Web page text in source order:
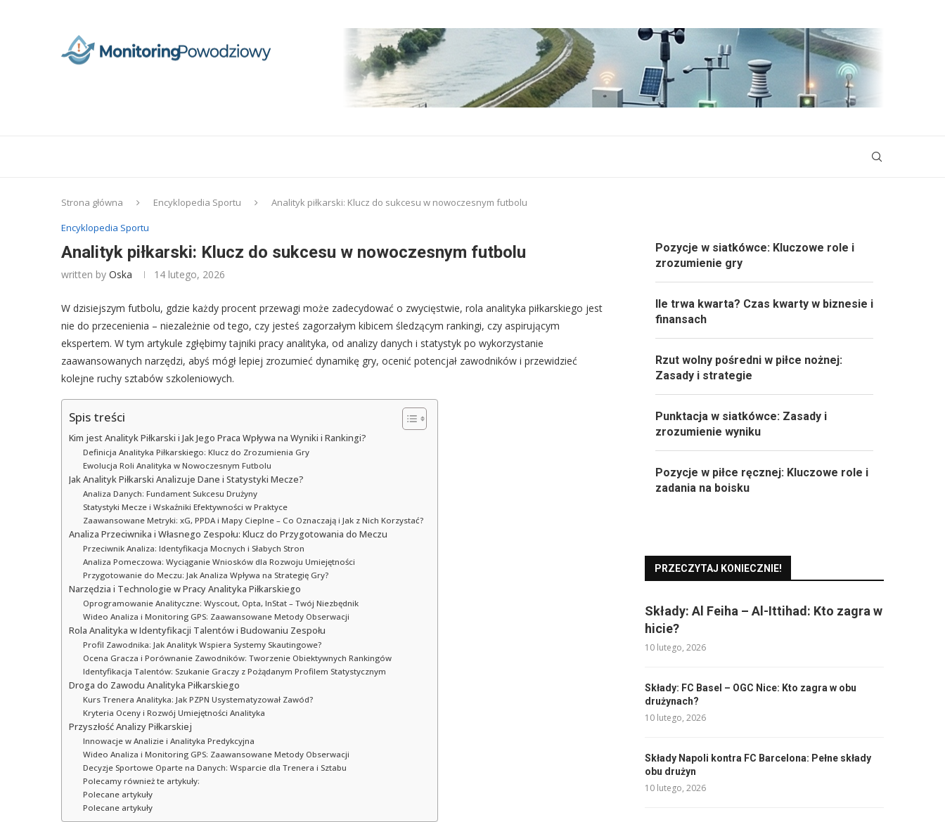
Strona główna Encyklopedia Sportu
Analityk piłkarski: Klucz do sukcesu w nowoczesnym futbolu
Encyklopedia Sportu
Analityk piłkarski: Klucz do sukcesu w nowoczesnym futbolu
written by Oska 14 lutego, 2026
W dzisiejszym futbolu, gdzie każdy procent przewagi może zadecydować o zwycięstwie, rola analityka piłkarskiego jest
nie do przecenienia – niezależnie od tego, czy jesteś zagorzałym kibicem śledzącym rankingi, czy aspirującym
ekspertem. W tym artykule zgłębimy tajniki pracy analityka, od analizy danych i statystyk po wykorzystanie
zaawansowanych narzędzi, abyś mógł lepiej zrozumieć dynamikę gry, ocenić potencjał zawodników i przewidzieć
kolejne ruchy sztabów szkoleniowych.
Spis treści
Kim jest Analityk Piłkarski i Jak Jego Praca Wpływa na Wyniki i Rankingi?
Definicja Analityka Piłkarskiego: Klucz do Zrozumienia Gry
Ewolucja Roli Analityka w Nowoczesnym Futbolu
Jak Analityk Piłkarski Analizuje Dane i Statystyki Mecze?
Analiza Danych: Fundament Sukcesu Drużyny
Statystyki Mecze i Wskaźniki Efektywności w Praktyce
Zaawansowane Metryki: xG, PPDA i Mapy Cieplne – Co Oznaczają i Jak z Nich Korzystać?
Analiza Przeciwnika i Własnego Zespołu: Klucz do Przygotowania do Meczu
Przeciwnik Analiza: Identyfikacja Mocnych i Słabych Stron
Analiza Pomeczowa: Wyciąganie Wniosków dla Rozwoju Umiejętności
Przygotowanie do Meczu: Jak Analiza Wpływa na Strategię Gry?
Narzędzia i Technologie w Pracy Analityka Piłkarskiego
Oprogramowanie Analityczne: Wyscout, Opta, InStat – Twój Niezbędnik
Wideo Analiza i Monitoring GPS: Zaawansowane Metody Obserwacji
Rola Analityka w Identyfikacji Talentów i Budowaniu Zespołu
Profil Zawodnika: Jak Analityk Wspiera Systemy Skautingowe?
Ocena Gracza i Porównanie Zawodników: Tworzenie Obiektywnych Rankingów
Identyfikacja Talentów: Szukanie Graczy z Pożądanym Profilem Statystycznym
Droga do Zawodu Analityka Piłkarskiego
Kurs Trenera Analityka: Jak PZPN Usystematyzował Zawód?
Kryteria Oceny i Rozwój Umiejętności Analityka
Przyszłość Analizy Piłkarskiej
Innowacje w Analizie i Analityka Predykcyjna
Wideo Analiza i Monitoring GPS: Zaawansowane Metody Obserwacji
Decyzje Sportowe Oparte na Danych: Wsparcie dla Trenera i Sztabu
Polecamy również te artykuły:
Polecane artykuły
Polecane artykuły
Pozycje w siatkówce: Kluczowe role i
zrozumienie gry
Ile trwa kwarta? Czas kwarty w biznesie i
finansach
Rzut wolny pośredni w piłce nożnej:
Zasady i strategie
Punktacja w siatkówce: Zasady i
zrozumienie wyniku
Pozycje w piłce ręcznej: Kluczowe role i
zadania na boisku
PRZECZYTAJ KONIECZNIE!
Składy: Al Feiha – Al-Ittihad: Kto zagra w
hicie?
10 lutego, 2026
Składy: FC Basel – OGC Nice: Kto zagra w obu
drużynach?
10 lutego, 2026
Składy Napoli kontra FC Barcelona: Pełne składy
obu drużyn
10 lutego, 2026